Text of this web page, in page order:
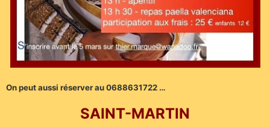
On peut aussi réserver au 0688631722 …
SAINT-MARTIN